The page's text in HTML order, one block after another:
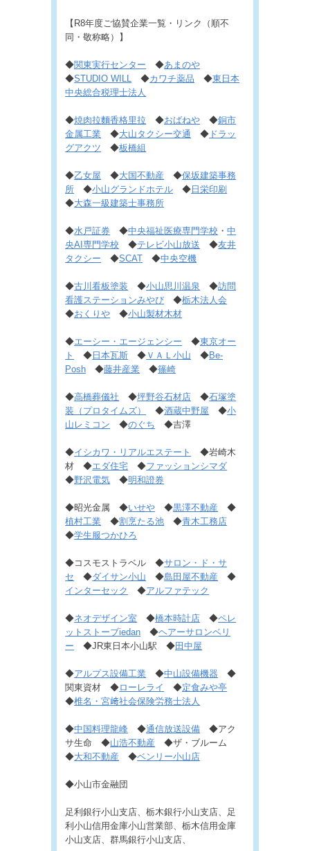
【R8年度ご協賛企業一覧・リンク（順不
同・敬称略）】
◆関東実行センター ◆あまのや
◆STUDIO WILL ◆カワチ薬品 ◆東日本
中央総合税理士法人
◆焼肉拉麵香格里拉 ◆おばねや ◆銅市
金属工業 ◆大山タクシー交通 ◆ ドラッ
グアクツ ◆板橋組
◆乙女屋 ◆大国不動産 ◆保坂建築事務
所 ◆小山グランドホテル ◆ 日栄印刷
◆大森一級建築士事務所
◆水戸証券 ◆中央福祉医療専門学校 ・中
央AI専門学校 ◆テレビ小山放送 ◆友井
タクシー ◆SCAT ◆中央空機
◆古川看板塗装 ◆小山思川温泉 ◆訪問
看護ステーションみやび ◆栃木法人会
◆おくりや ◆小山製材木材
◆エーシー・エージェンシー ◆東京オー
ト
◆ 日本瓦斯 ◆ ＶＡＬ小山 ◆Be-
Posh ◆藤井産業 ◆篠崎
◆高橋葬儀社 ◆坪野谷石材店 ◆石塚塗
装（プロタイムズ）
◆酒蔵中野屋 ◆小
山レミコン ◆のぐち ◆吉澤
◆イシカワ・リアルエステート
◆岩崎木
材 ◆エダ住宅 ◆ファッションシマダ
◆野沢電気 ◆明和證券
◆昭光金属 ◆いせや ◆黒澤不動産 ◆
植村工業 ◆割烹たる池 ◆青木工務店
◆学生服つかひろ
◆コスモストラベル ◆サロン・ド・サ
セ ◆ダイサン小山 ◆島田屋不動産 ◆
インターセック
◆アルファテック
◆ネオデザイン室 ◆橋本時計店 ◆ペレ
ットストーブiedan ◆ヘアーサロンベリ
ー ◆JR東日本小山駅 ◆田中屋
◆アルプス設備工業 ◆中山設備機器 ◆
関東資材 ◆ローレライ ◆定食みや亭
◆椎名・宮﨑社会保険労務士法人
◆中国料理龍峰 ◆通信放送設備 ◆アク
サ生命 ◆山浩不動産 ◆ザ・ブルーム
◆大和不動産 ◆ベンリー小山店
◆小山市金融団
足利銀行小山支店、栃木銀行小山支店、足
利小山信用金庫小山営業部、栃木信用金庫
小山支店、群馬銀行小山支店、